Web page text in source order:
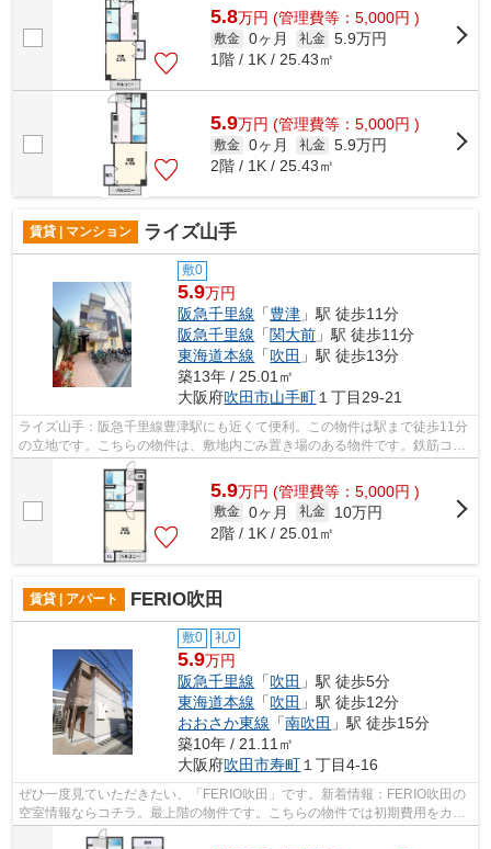
5.8万円 (管理費等：5,000円 )
敷金 0ヶ月 礼金 5.9万円
1階 / 1K / 25.43㎡
5.9万円 (管理費等：5,000円 )
敷金 0ヶ月 礼金 5.9万円
2階 / 1K / 25.43㎡
賃貸 | マンション ライズ山手
敷0
5.9万円
阪急千里線 「豊津 」駅 徒歩11分
阪急千里線 「関大前 」駅 徒歩11分
東海道本線 「吹田 」駅 徒歩13分
築13年 / 25.01㎡
大阪府吹田市山手町１丁目29-21
ライズ山手：阪急千里線豊津駅にも近くて便利。この物件は駅まで徒歩11分
の立地です。こちらの物件は、敷地内ごみ置き場のある物件です。鉄筋コン
クリートで作られた物件は耐火性が非...
5.9万円 (管理費等：5,000円 )
敷金 0ヶ月 礼金
10万円
2階 / 1K / 25.01㎡
賃貸 | アパート FERIO吹田
敷0 礼0
5.9万円
阪急千里線 「吹田 」駅 徒歩5分
東海道本線 「吹田 」駅 徒歩12分
おおさか東線 「南吹田 」駅 徒歩15分
築10年 / 21.11㎡
大阪府吹田市寿町 １丁目4-16
ぜひ一度見ていただきたい、「FERIO吹田」です。新着情報：FERIO吹田の
空室情報ならコチラ。最上階の物件です。こちらの物件では初期費用をカー
ドでお支払いいただけます。吹田市で新...